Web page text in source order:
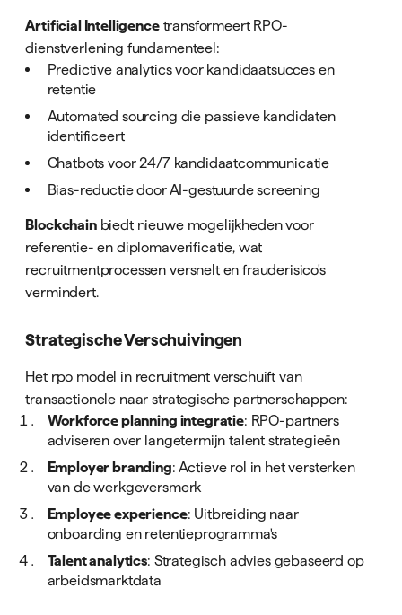
Artificial Intelligencetransformeert RPO-
dienstverlening fundamenteel:
Predictive analytics voor kandidaatsucces en
retentie
Automated sourcing die passieve kandidaten
identificeert
Chatbots voor 24/7 kandidaatcommunicatie
Bias-reductie door AI-gestuurde screening
Blockchainbiedt nieuwe mogelijkheden voor
referentie- en diplomaverificatie, wat
recruitmentprocessen versnelt en frauderisico's
vermindert.
Strategische Verschuivingen
Het rpo model in recruitment verschuift van
transactionele naar strategische partnerschappen:
Workforce planning integratie: RPO-partners
adviseren over langetermijn talent strategieën
Employer branding: Actieve rol in het versterken
van de werkgeversmerk
Employee experience: Uitbreiding naar
onboarding en retentieprogramma's
Talent analytics: Strategisch advies gebaseerd op
arbeidsmarktdata